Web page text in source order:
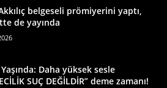
belgeseli prömiyerini yaptı,
de yayında
Yaşında: Daha yüksek sesle
SUÇ DEĞİLDİR” deme zamanı!